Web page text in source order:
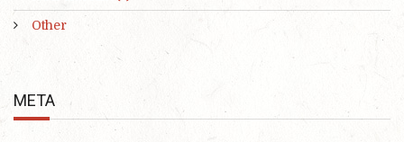
Other
META